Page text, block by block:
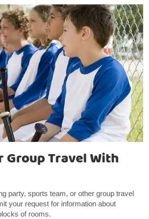
Group Travel With
party, sports team, or other group travel
your request for information about
of rooms.